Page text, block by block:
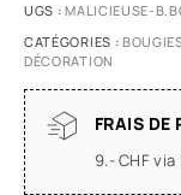
UGS :MALICIEUSE-
CATÉGORIES :
DÉCORATION
FRAIS DE
9.- CHF